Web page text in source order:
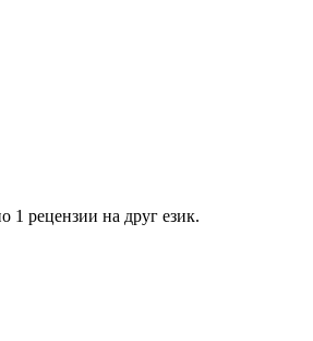
1 рецензии на друг език.